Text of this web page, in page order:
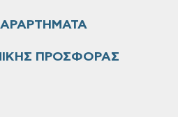
ΠΡΟΣΦΟΡΑΣ